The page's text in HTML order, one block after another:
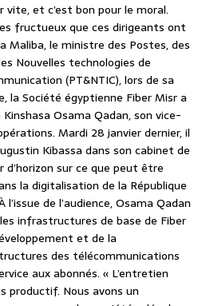
vite, et c’est bon pour le moral.
fructueux que ces dirigeants ont
Maliba, le ministre des Postes, des
Nouvelles technologies de
(PT&NTIC), lors de sa
la Société égyptienne Fiber Misr a
Osama Qadan, son vice-
Mardi 28 janvier dernier, il
Kibassa dans son cabinet de
sur ce que peut être
la digitalisation de la République
de l’audience, Osama Qadan
infrastructures de base de Fiber
et de la
des télécommunications
aux abonnés. « L’entretien
productif. Nous avons un